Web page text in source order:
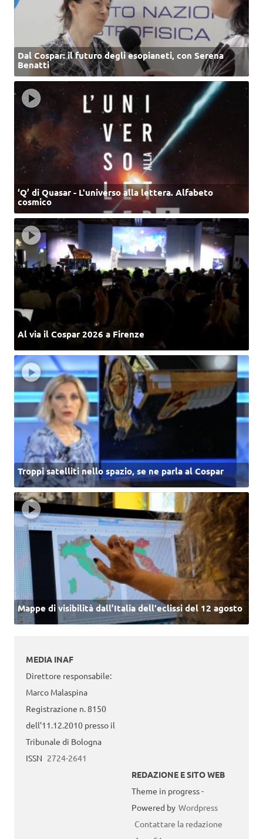
Dal Cospar: il futuro degli esopianeti, con Serena
Benatti
‘Q’ di Quasar - L'universo alla lettera. Alfabeto
cosmico
Al via il Cospar 2026 a Firenze
Troppi satelliti nello spazio, se ne parla al Cospar
Mappe di visibilità dall’Italia dell'eclissi del 12 agosto
MEDIA INAF
Direttore responsabile:
Marco Malaspina
Registrazione n. 8150
dell’11.12.2010 presso il
Tribunale di Bologna
ISSN 2724-2641
REDAZIONE E SITO WEB
Theme in progress -
Powered by Wordpress
Contattare la redazione